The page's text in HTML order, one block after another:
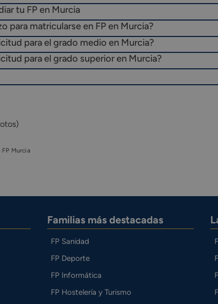
tu FP en Murcia
para matricularse en FP en Murcia?
para el grado medio en Murcia?
para el grado superior en Murcia?
FP Murcia
Familias más destacadas
FP Sanidad
FP Deporte
FP Informática
FP Hostelería y Turismo